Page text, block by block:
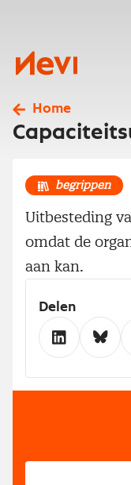
Nevi
Home
begrippen
Uitbesteding
omdat de
aan kan.
Delen